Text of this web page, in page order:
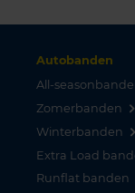
Autobanden
All-
Zomerbanden
Winterbanden
Extra Load
Runflat banden